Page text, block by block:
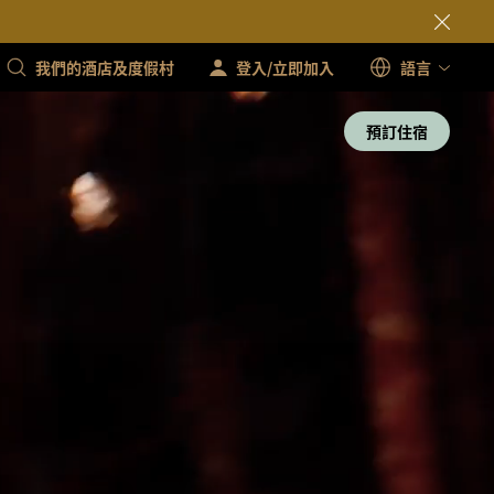
我們的酒店及度假村 登入/立即加入 語言
預訂住宿